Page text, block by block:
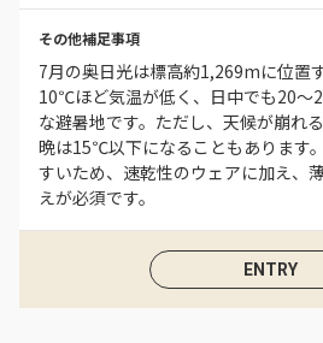
その他補足事項
7月の奥日光は標高約1,269mに位置
10℃ほど気温が低く、日中でも20〜
な避暑地です。ただし、天候が崩れ
晩は15℃以下になることもあります
すいため、速乾性のウェアに加え、
えが必須です。
ENTRY